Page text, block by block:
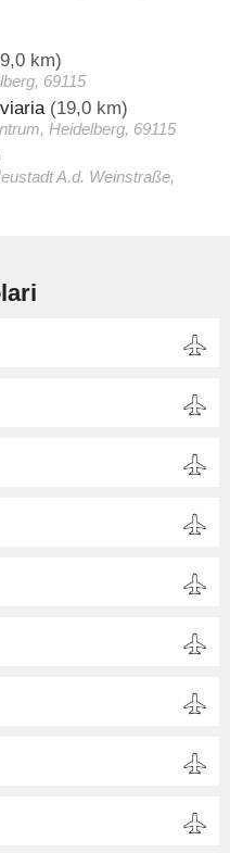
km)
69115
(19,0 km)
Heidelberg, 69115
A.d. Weinstraße,